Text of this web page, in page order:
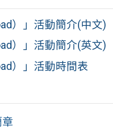
）」活動簡介(中文)
）」活動簡介(英文)
）」活動時間表